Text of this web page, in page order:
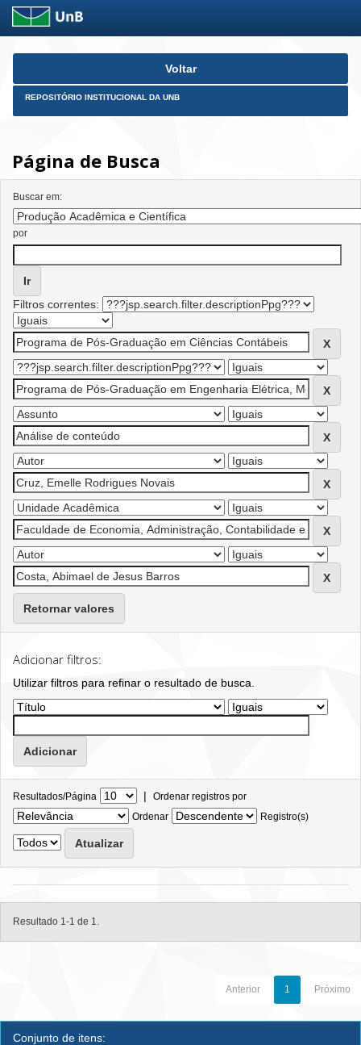
Skip
Voltar
REPOSITÓRIO INSTITUCIONAL DA UNB
Página de Busca
Buscar em:
por
Filtros correntes:
Retornar valores
Adicionar filtros:
Utilizar filtros para refinar o resultado de busca.
Resultados/Página | Ordenar registros por
Ordenar
Registro(s)
Resultado 1-1 de 1.
Anterior 1 Próximo
Conjunto de itens: